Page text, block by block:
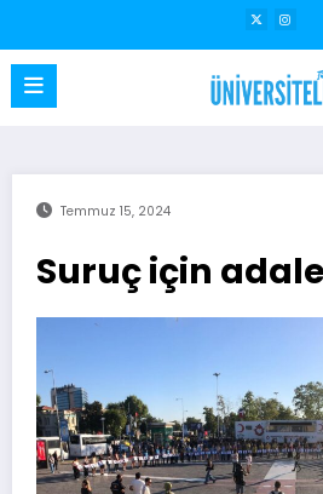
Temmuz 15, 2024
Suruç için